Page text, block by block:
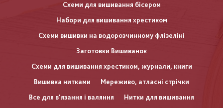
Схеми для вишивання бісером
Набори для вишивання хрестиком
Схеми вишивки на водорозчинному флізеліні
Заготовки Вишиванок
Схеми для вишивання хрестиком, журнали, книги
Вишивка нитками
Мереживо, атласні стрічки
Все для в'язання і валяння
Нитки для вишивання